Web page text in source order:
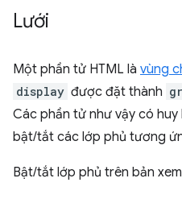
Lưới
Một phần tử HTML là vùng
display được đặt thành
Các phần tử như vậy có huy
bật/tắt các lớp phủ tương
Bật/tắt lớp phủ trên bản